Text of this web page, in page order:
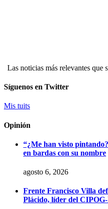
Las noticias más relevantes que
Síguenos en Twitter
Mis tuits
Opinión
“¿Me han visto
en bardas con su nombre
agosto 6, 2026
Frente Francisco Villa
Plácido, líder del